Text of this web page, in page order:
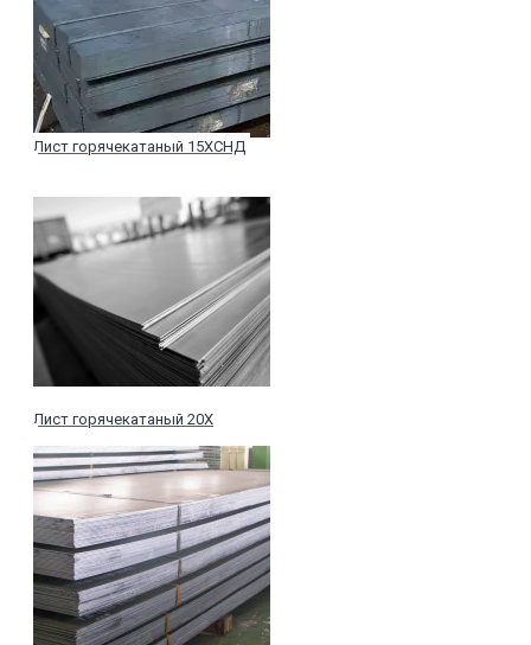
Лист горячекатаный 15ХСНД
Лист горячекатаный 20Х